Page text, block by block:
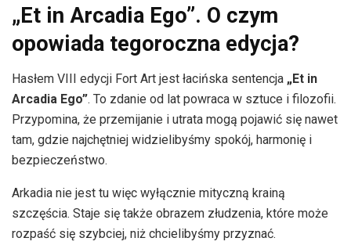
„Et in Arcadia Ego”. O czym
opowiada tegoroczna edycja?
Hasłem VIII edycji Fort Art jest łacińska sentencja „Et in
Arcadia Ego”. To zdanie od lat powraca w sztuce i filozofii.
Przypomina, że przemijanie i utrata mogą pojawić się nawet
tam, gdzie najchętniej widzielibyśmy spokój, harmonię i
bezpieczeństwo.
Arkadia nie jest tu więc wyłącznie mityczną krainą
szczęścia. Staje się także obrazem złudzenia, które może
rozpaść się szybciej, niż chcielibyśmy przyznać.